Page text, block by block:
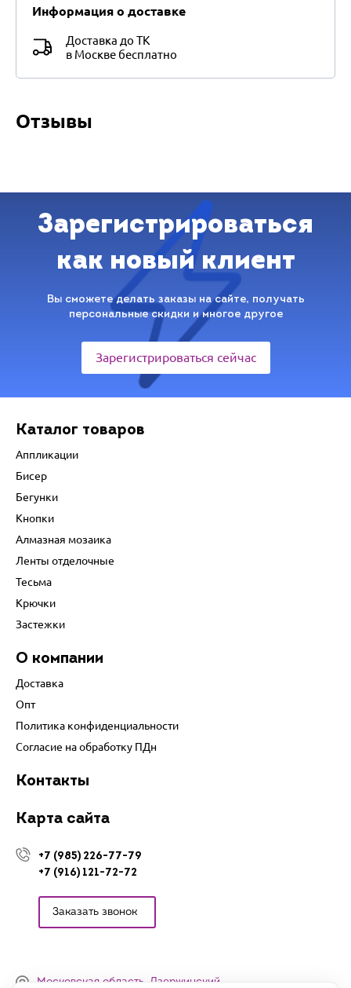
Информация о доставке
Доставка до ТК
в Москве бесплатно
Отзывы
Зарегистрироваться
как новый клиент
Вы сможете делать заказы на сайте, получать
персональные скидки и многое другое
Зарегистрироваться сейчас
Каталог товаров
Аппликации
Бисер
Бегунки
Кнопки
Алмазная мозаика
Ленты отделочные
Тесьма
Крючки
Застежки
О компании
Доставка
Опт
Политика конфиденциальности
Согласие на обработку ПДн
Контакты
Карта сайта
+7 (985) 226-77-79
+7 (916) 121-72-72
Заказать звонок
Московская область, Дзержинский,